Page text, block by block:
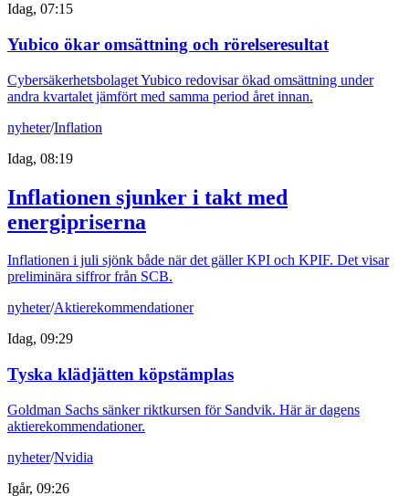
Idag, 07:15
Yubico ökar omsättning och rörelseresultat
Cybersäkerhetsbolaget Yubico redovisar ökad omsättning under
andra kvartalet jämfört med samma period året innan.
nyheter/Inflation
Idag, 08:19
Inflationen sjunker i takt med
energipriserna
Inflationen i juli sjönk både när det gäller KPI och KPIF. Det visar
preliminära siffror från SCB.
nyheter/Aktierekommendationer
Idag, 09:29
Tyska klädjätten köpstämplas
Goldman Sachs sänker riktkursen för Sandvik. Här är dagens
aktierekommendationer.
nyheter/Nvidia
Igår, 09:26